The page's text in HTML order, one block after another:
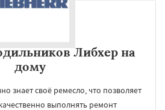
Либхер на
дому
знает своё ремесло, что позволяет
выполнять ремонт